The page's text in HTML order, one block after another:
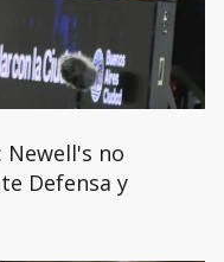
Newell's no
Defensa y